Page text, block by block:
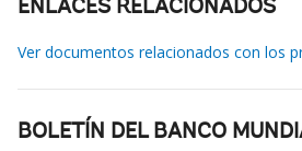
ENLACES RELACIONADOS
Ver documentos relacionados con los
BOLETÍN DEL BANCO